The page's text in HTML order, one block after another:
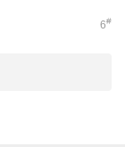
6#